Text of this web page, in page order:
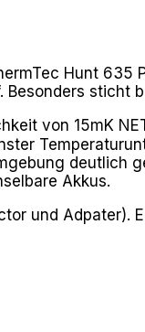
Hunt
sticht
von 15mK
deutlich
Akkus.
und